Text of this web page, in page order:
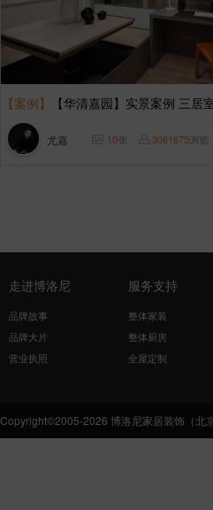
【案例】 【华清嘉园】实景案例 三居
尤嘉 10张 3061675浏览
走进博洛尼
品牌故事
品牌大片
营业执照
服务支持
整体家装
整体厨房
全屋定制
Copyright©2005-2026 博洛尼家居装饰（北